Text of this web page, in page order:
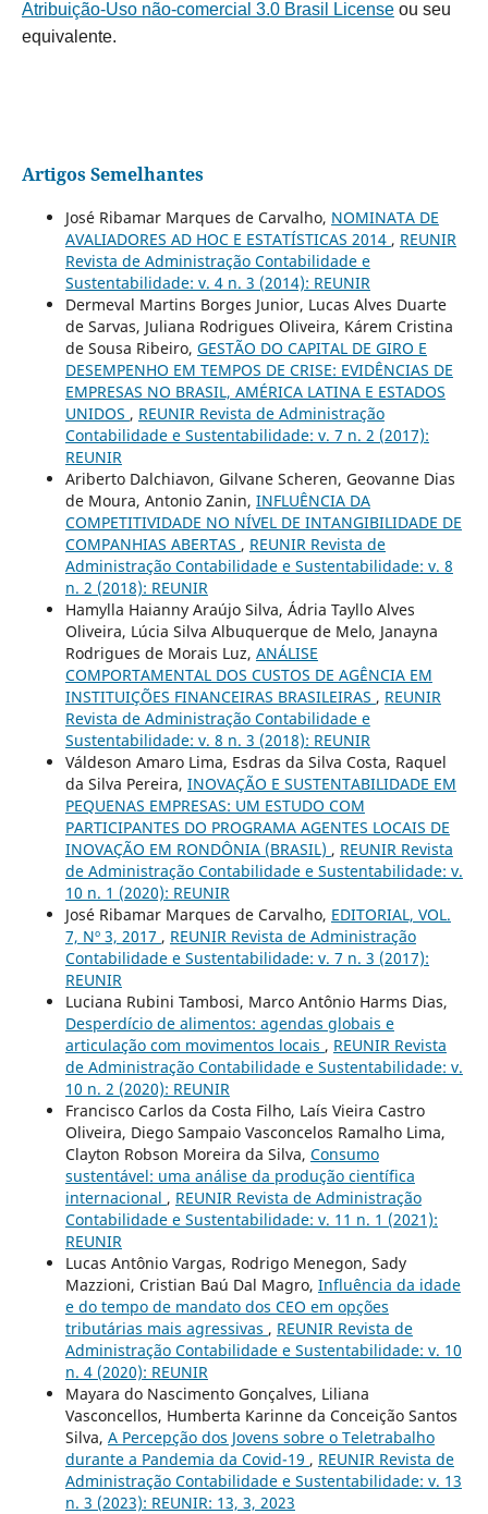
Atribuição-Uso não-comercial 3.0 Brasil Licenseou seu
equivalente.
Artigos Semelhantes
José Ribamar Marques de Carvalho, NOMINATA DE
AVALIADORES AD HOC E ESTATÍSTICAS 2014 , REUNIR
Revista de Administração Contabilidade e
Sustentabilidade: v. 4 n. 3 (2014): REUNIR
Dermeval Martins Borges Junior, Lucas Alves Duarte
de Sarvas, Juliana Rodrigues Oliveira, Kárem Cristina
de Sousa Ribeiro, GESTÃO DO CAPITAL DE GIRO E
DESEMPENHO EM TEMPOS DE CRISE: EVIDÊNCIAS DE
EMPRESAS NO BRASIL, AMÉRICA LATINA E ESTADOS
UNIDOS , REUNIR Revista de Administração
Contabilidade e Sustentabilidade: v. 7 n. 2 (2017):
REUNIR
Ariberto Dalchiavon, Gilvane Scheren, Geovanne Dias
de Moura, Antonio Zanin, INFLUÊNCIA DA
COMPETITIVIDADE NO NÍVEL DE INTANGIBILIDADE DE
COMPANHIAS ABERTAS , REUNIR Revista de
Administração Contabilidade e Sustentabilidade: v. 8
n. 2 (2018): REUNIR
Hamylla Haianny Araújo Silva, Ádria Tayllo Alves
Oliveira, Lúcia Silva Albuquerque de Melo, Janayna
Rodrigues de Morais Luz, ANÁLISE
COMPORTAMENTAL DOS CUSTOS DE AGÊNCIA EM
INSTITUIÇÕES FINANCEIRAS BRASILEIRAS , REUNIR
Revista de Administração Contabilidade e
Sustentabilidade: v. 8 n. 3 (2018): REUNIR
Váldeson Amaro Lima, Esdras da Silva Costa, Raquel
da Silva Pereira, INOVAÇÃO E SUSTENTABILIDADE EM
PEQUENAS EMPRESAS: UM ESTUDO COM
PARTICIPANTES DO PROGRAMA AGENTES LOCAIS DE
INOVAÇÃO EM RONDÔNIA (BRASIL) , REUNIR Revista
de Administração Contabilidade e Sustentabilidade: v.
10 n. 1 (2020): REUNIR
José Ribamar Marques de Carvalho, EDITORIAL, VOL.
7, Nº 3, 2017 , REUNIR Revista de Administração
Contabilidade e Sustentabilidade: v. 7 n. 3 (2017):
REUNIR
Luciana Rubini Tambosi, Marco Antônio Harms Dias,
Desperdício de alimentos: agendas globais e
articulação com movimentos locais , REUNIR Revista
de Administração Contabilidade e Sustentabilidade: v.
10 n. 2 (2020): REUNIR
Francisco Carlos da Costa Filho, Laís Vieira Castro
Oliveira, Diego Sampaio Vasconcelos Ramalho Lima,
Clayton Robson Moreira da Silva, Consumo
sustentável: uma análise da produção científica
internacional , REUNIR Revista de Administração
Contabilidade e Sustentabilidade: v. 11 n. 1 (2021):
REUNIR
Lucas Antônio Vargas, Rodrigo Menegon, Sady
Mazzioni, Cristian Baú Dal Magro, Influência da idade
e do tempo de mandato dos CEO em opções
tributárias mais agressivas , REUNIR Revista de
Administração Contabilidade e Sustentabilidade: v. 10
n. 4 (2020): REUNIR
Mayara do Nascimento Gonçalves, Liliana
Vasconcellos, Humberta Karinne da Conceição Santos
Silva, A Percepção dos Jovens sobre o Teletrabalho
durante a Pandemia da Covid-19 , REUNIR Revista de
Administração Contabilidade e Sustentabilidade: v. 13
n. 3 (2023): REUNIR: 13, 3, 2023